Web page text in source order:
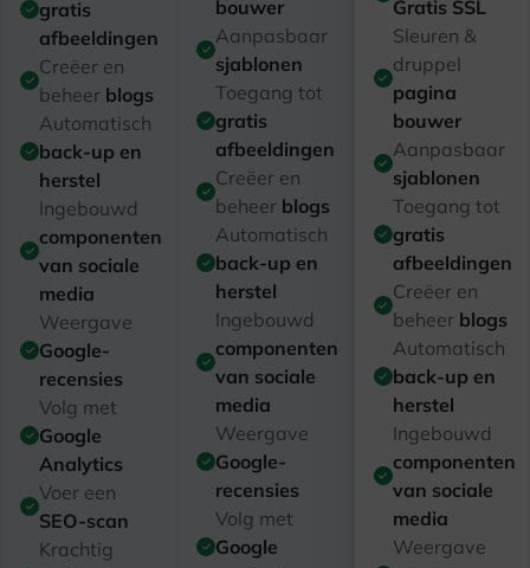
gratis
afbeeldingen
Creëer en
beheer blogs
Automatisch
back-up en
herstel
Ingebouwd
componenten
van sociale
media
Weergave
Google-
recensies
Volg met
Google
Analytics
Voer een
SEO-scan
Krachtig
bouwer
Aanpasbaar
sjablonen
Toegang tot
gratis
afbeeldingen
Creëer en
beheer blogs
Automatisch
back-up en
herstel
Ingebouwd
componenten
van sociale
media
Weergave
Google-
recensies
Volg met
Google
Gratis SSL
Sleuren &
druppel
pagina
bouwer
Aanpasbaar
sjablonen
Toegang tot
gratis
afbeeldingen
Creëer en
beheer blogs
Automatisch
back-up en
herstel
Ingebouwd
componenten
van sociale
media
Weergave